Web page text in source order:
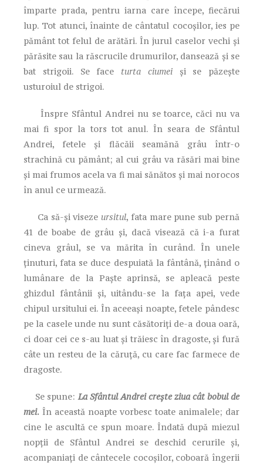
împarte prada, pentru iarna care începe, fiecărui
lup. Tot atunci, înainte de cântatul cocoșilor, ies pe
pământ tot felul de arătări. În jurul caselor vechi și
părăsite sau la răscrucile drumurilor, dansează și se
bat strigoii. Se face turta ciumeiși se păzește
usturoiul de strigoi.
Înspre Sfântul Andrei nu se toarce, căci nu va
mai fi spor la tors tot anul. În seara de Sfântul
Andrei, fetele și flăcăii seamănă grâu într-o
strachină cu pământ; al cui grâu va răsări mai bine
și mai frumos acela va fi mai sănătos și mai norocos
în anul ce urmează.
Ca să-și viseze ursitul, fata mare pune sub pernă
41 de boabe de grâu și, dacă visează că i-a furat
cineva grâul, se va mărita în curând. În unele
ținuturi, fata se duce despuiată la fântână, ținând o
lumânare de la Paște aprinsă, se apleacă peste
ghizdul fântânii și, uitându-se la fața apei, vede
chipul ursitului ei. În aceeași noapte, fetele pândesc
pe la casele unde nu sunt căsătoriți de-a doua oară,
ci doar cei ce s-au luat și trăiesc în dragoste, și fură
câte un resteu de la căruță, cu care fac farmece de
dragoste.
Se spune:La Sfântul Andrei crește ziua cât bobul de
mei. În această noapte vorbesc toate animalele; dar
cine le ascultă ce spun moare. Îndată după miezul
nopții de Sfântul Andrei se deschid cerurile și,
acompaniați de cântecele cocoșilor, coboară îngerii